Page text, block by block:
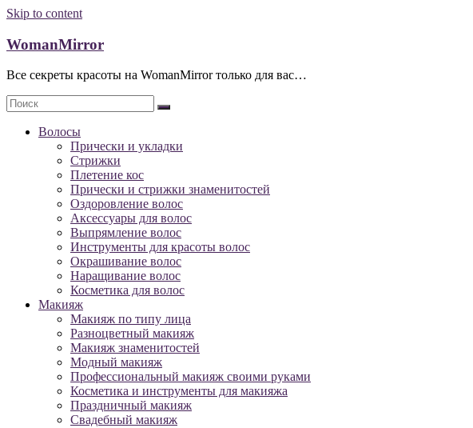
Skip to content
WomanMirror
Все секреты красоты на WomanMirror только для вас…
Волосы
Прически и укладки
Стрижки
Плетение кос
Прически и стрижки знаменитостей
Оздоровление волос
Аксессуары для волос
Выпрямление волос
Инструменты для красоты волос
Окрашивание волос
Наращивание волос
Косметика для волос
Макияж
Макияж по типу лица
Разноцветный макияж
Макияж знаменитостей
Модный макияж
Профессиональный макияж своими руками
Косметика и инструменты для макияжа
Праздничный макияж
Свадебный макияж